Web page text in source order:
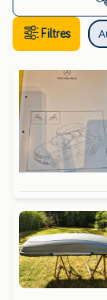
Filtres